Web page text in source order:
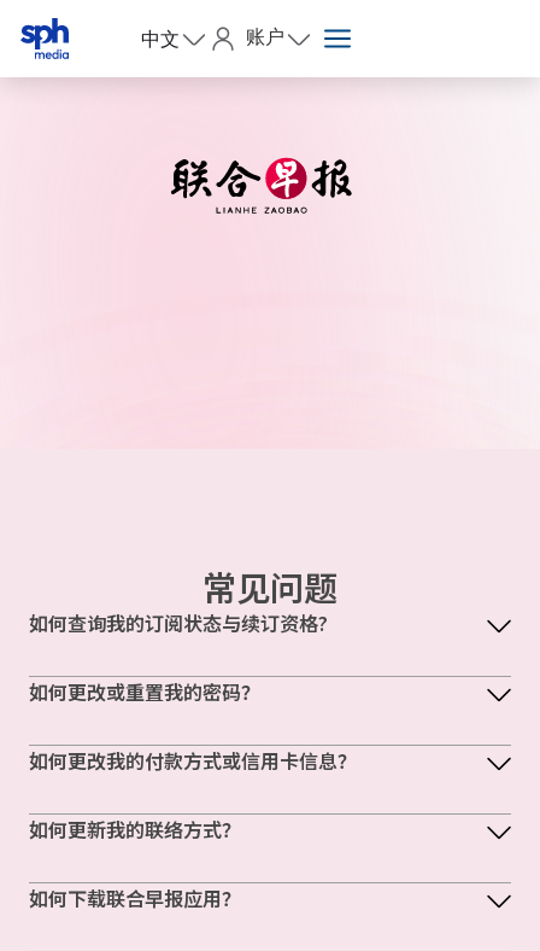
中文 账户
常见问题
如何查询我的订阅状态与续订资格?
如何更改或重置我的密码？
如何更改我的付款方式或信用卡信息？
如何更新我的联络方式？
如何下载联合早报应用？